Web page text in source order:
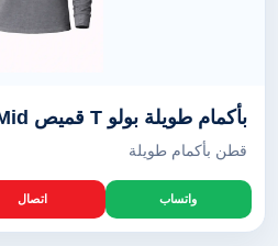
بأكمام طويلة بولو T قميص Mid باللون الرمادي
قطن بأكمام طويلة
واتساب اتصال